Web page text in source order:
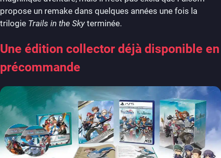
propose un remake dans quelques années une fois la
trilogie Trails in the Sky terminée.
Une édition collector déjà disponible en
précommande